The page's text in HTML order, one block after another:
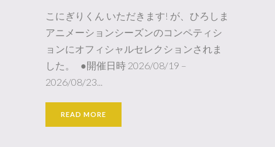
こにぎりくん いただきます! が、ひろしま
アニメーションシーズンのコンペティシ
ョンにオフィシャルセレクションされま
した。 ●開催日時 2026/08/19 –
2026/08/23...
READ MORE